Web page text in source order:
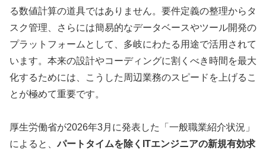
る数値計算の道具ではありません。要件定義の整理からタ
スク管理、さらには簡易的なデータベースやツール開発の
プラットフォームとして、多岐にわたる用途で活用されて
います。本来の設計やコーディングに割くべき時間を最大
化するためには、こうした周辺業務のスピードを上げるこ
とが極めて重要です。
厚生労働省が2026年3月に発表した「一般職業紹介状況」
によると、パートタイムを除くITエンジニアの新規有効求